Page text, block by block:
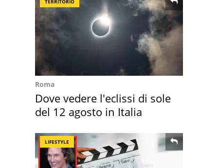
TERRITORIO
Roma
Dove vedere l'eclissi di sole
del 12 agosto in Italia
LIFESTYLE